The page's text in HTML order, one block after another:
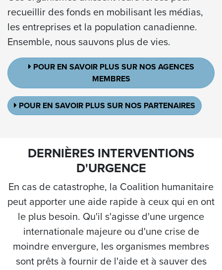
recueillir des fonds en mobilisant les médias,
les entreprises et la population canadienne.
Ensemble, nous sauvons plus de vies.
POUR EN SAVOIR PLUS SUR NOS AGENCES
MEMBRES
POUR EN SAVOIR PLUS SUR NOS PARTENAIRES
DERNIÈRES INTERVENTIONS
D'URGENCE
En cas de catastrophe, la Coalition humanitaire
peut apporter une aide rapide à ceux qui en ont
le plus besoin. Qu'il s'agisse d'une urgence
internationale majeure ou d'une crise de
moindre envergure, les organismes membres
sont prêts à fournir de l'aide et à sauver des